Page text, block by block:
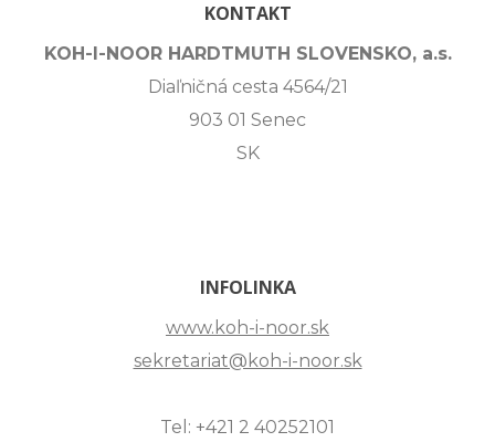
KONTAKT
KOH-I-NOOR HARDTMUTH SLOVENSKO, a.s.
Diaľničná cesta 4564/21
903 01 Senec
SK
INFOLINKA
www.koh-i-noor.sk
sekretariat@koh-i-noor.sk
Tel: +421 2 40252101